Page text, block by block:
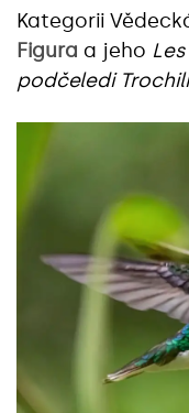
Kategorii
Figura a jeho
podčeledi